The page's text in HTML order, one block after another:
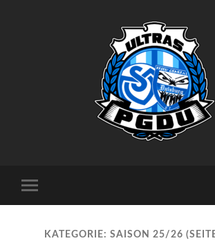
Menü
KATEGORIE: SAISON 25/26